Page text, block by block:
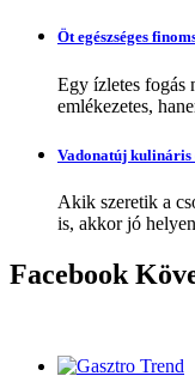
Öt egészséges
Egy ízletes fogás
emlékezetes,
Vadonatúj kulináris
Akik szeretik a
is, akkor jó
Facebook